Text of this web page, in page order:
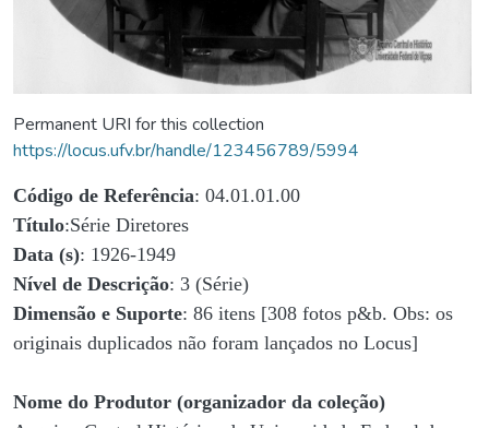
Permanent URI for this collection
https://locus.ufv.br/handle/123456789/5994
Código de Referência: 04.01.01.00
Título:Série Diretores
Data (s): 1926-1949
Nível de Descrição: 3 (Série)
Dimensão e Suporte: 86 itens [308 fotos p&b. Obs: os
originais duplicados não foram lançados no Locus]
Nome do Produtor (organizador da coleção)